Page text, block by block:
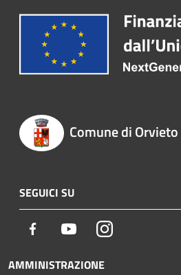
Comune di Orvieto
SEGUICI SU
Facebook YoutubeInstagram
AMMINISTRAZIONE